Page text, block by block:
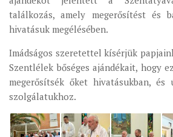
ZSINATI HÍREK-ÚJSÁG
PASZTORÁLSZOCIOLÓGIAI
KISKORÚAK VÉDELME
„GYERMEKVÉDELMI” KIHÍVÁSOK
MEGKÖZELÍTÉSBEN
találkozás, amely megerősítést és
hivatásuk megélésében.
Imádságos szeretettel kísérjük
Szentlélek bőséges ajándékait, hogy
megerősítsék őket hivatásukban,
szolgálatukhoz.